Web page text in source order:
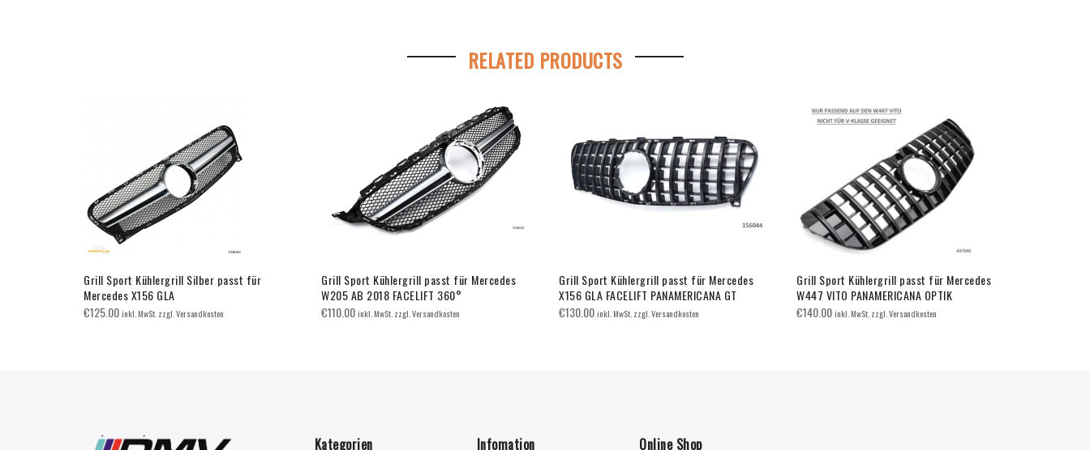
RELATED PRODUCTS
Grill Sport Kühlergrill Silber passt für
Mercedes X156 GLA
€125.00inkl. MwSt. zzgl. Versandkosten
Grill Sport Kühlergrill passt für Mercedes
W205 AB 2018 FACELIFT 360°
€110.00inkl. MwSt. zzgl. Versandkosten
Grill Sport Kühlergrill passt für Mercedes
X156 GLA FACELIFT PANAMERICANA GT
€130.00inkl. MwSt. zzgl. Versandkosten
Grill Sport Kühlergrill passt für Mercedes
W447 VITO PANAMERICANA OPTIK
€140.00inkl. MwSt. zzgl. Versandkosten
Kategorien Infomation Online Shop